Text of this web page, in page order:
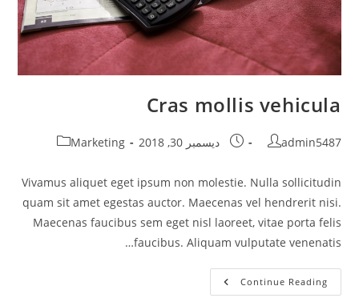
Cras mollis vehicula
Post
admin5487
Post
ديسمبر 30, 2018
Post
Marketing
Vivamus aliquet eget ipsum non molestie. Nulla sollicitudin
quam sit amet egestas auctor. Maecenas vel hendrerit nisi.
Maecenas faucibus sem eget nisl laoreet, vitae porta felis
faucibus. Aliquam vulputate venenatis…
Continue Reading
Cras
Mollis